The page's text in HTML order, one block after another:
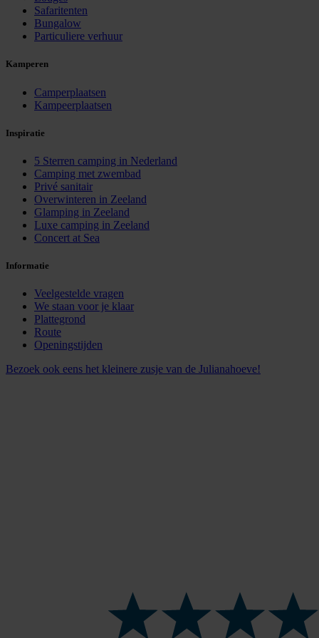
Safaritenten
Bungalow
Particuliere verhuur
Kamperen
Camperplaatsen
Kampeerplaatsen
Inspiratie
5 Sterren camping in Nederland
Camping met zwembad
Privé sanitair
Overwinteren in Zeeland
Glamping in Zeeland
Luxe camping in Zeeland
Concert at Sea
Informatie
Veelgestelde vragen
We staan voor je klaar
Plattegrond
Route
Openingstijden
Bezoek ook eens het kleinere zusje van de Julianahoeve!